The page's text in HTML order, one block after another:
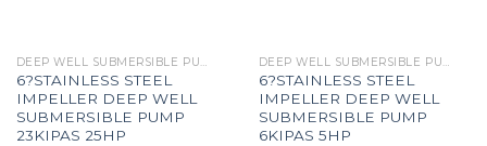
DEEP WELL SUBMERSIBLE PUMP
6?STAINLESS STEEL
IMPELLER DEEP WELL
SUBMERSIBLE PUMP
23KIPAS 25HP
DEEP WELL SUBMERSIBLE PUMP
6?STAINLESS STEEL
IMPELLER DEEP WELL
SUBMERSIBLE PUMP
6KIPAS 5HP